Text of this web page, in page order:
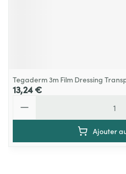
Tegaderm 3m Film Dressing
13,24 €
Ajouter